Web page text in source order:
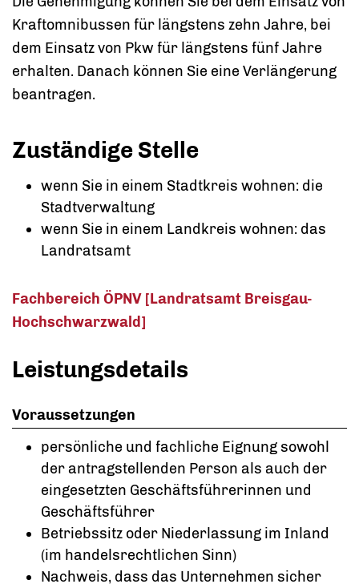
Kraftomnibussen für längstens zehn Jahre, bei
dem Einsatz von Pkw für längstens fünf Jahre
erhalten. Danach können Sie eine Verlängerung
beantragen.
Zuständige Stelle
wenn Sie in einem Stadtkreis wohnen: die
Stadtverwaltung
wenn Sie in einem Landkreis wohnen: das
Landratsamt
Fachbereich ÖPNV [Landratsamt Breisgau-
Hochschwarzwald]
Leistungsdetails
Voraussetzungen
persönliche und fachliche Eignung sowohl
der antragstellenden Person als auch der
eingesetzten Geschäftsführerinnen und
Geschäftsführer
Betriebssitz oder Niederlassung im Inland
(im handelsrechtlichen Sinn)
Nachweis, dass das Unternehmen sicher